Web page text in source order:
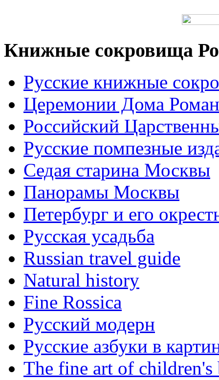
Книжные сокровища
Русские книжные
Церемонии Дома
Российский
Русские помпезные
Седая старина Москвы
Панорамы Москвы
Петербург и его
Русская усадьба
Russian travel guide
Natural history
Fine Rossica
Русский модерн
Русские азбуки в
The fine art of